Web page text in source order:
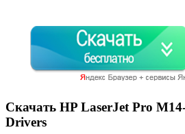
Скачать HP LaserJet Pro
Drivers